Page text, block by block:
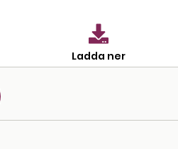
Ladda ner